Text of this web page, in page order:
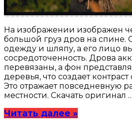
На изображении изображен
большой груз дров на спине.
одежду и шляпу, а его лицо
сосредоточенность. Дрова
перевязаны, а фон
деревья, что создает
Это отражает повседневную
местности. Скачать оригинал
Читать далее »